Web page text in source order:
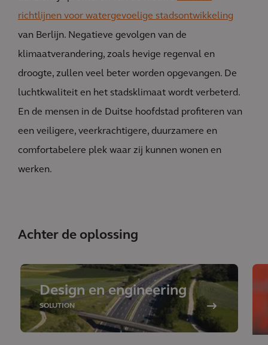
richtlijnen voor watergevoelige stadsontwikkeling
van Berlijn. Negatieve gevolgen van de
klimaatverandering, zoals hevige regenval en
droogte, zullen veel beter worden opgevangen. De
luchtkwaliteit en het stadsklimaat wordt verbeterd.
En de mensen in de Duitse hoofdstad profiteren van
een veiligere, veerkrachtigere, duurzamere en
comfortabelere plek waar zij kunnen wonen en
werken.
Achter de oplossing
Design en engineering
SOLUTION